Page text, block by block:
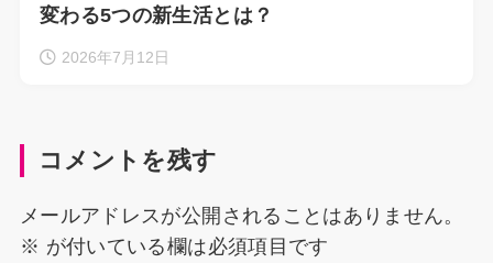
変わる5つの新生活とは？
2026年7月12日
コメントを残す
メールアドレスが公開されることはありません。
※ が付いている欄は必須項目です